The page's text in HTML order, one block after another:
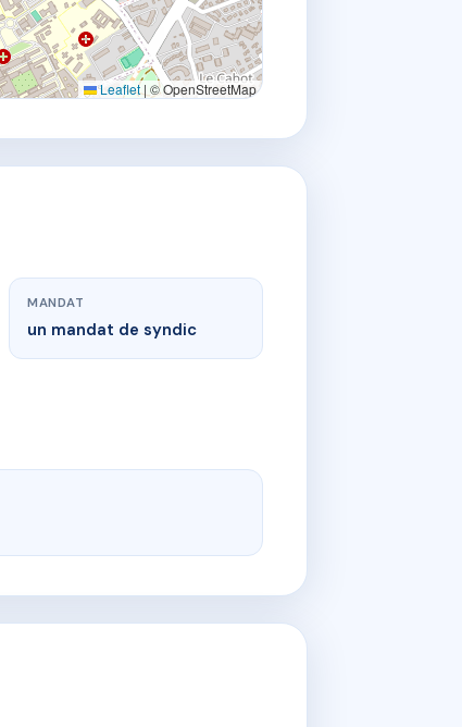
Leaflet | © OpenStreetMap
MANDAT
un mandat de syndic